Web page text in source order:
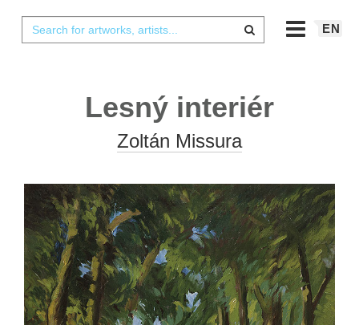
EN
Lesný interiér
Zoltán Missura